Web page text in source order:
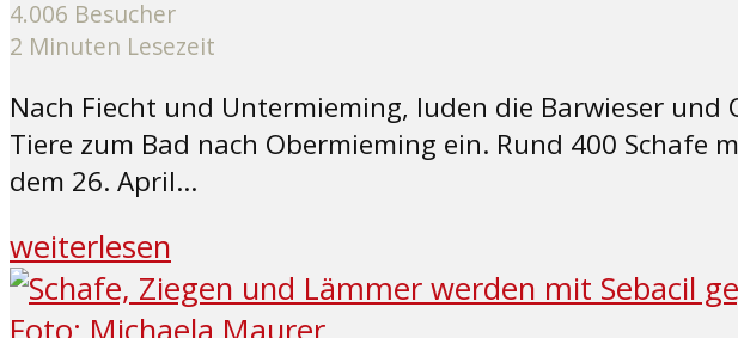
4.006 Besucher
2 Minuten Lesezeit
Nach Fiecht und Untermieming, luden die Barwieser
Tiere zum Bad nach Obermieming ein. Rund 400
dem 26. April...
weiterlesen